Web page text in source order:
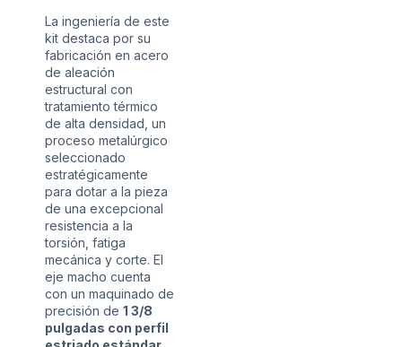
La ingeniería de este
kit destaca por su
fabricación en acero
de aleación
estructural con
tratamiento térmico
de alta densidad, un
proceso metalúrgico
seleccionado
estratégicamente
para dotar a la pieza
de una excepcional
resistencia a la
torsión, fatiga
mecánica y corte. El
eje macho cuenta
con un maquinado de
precisión de 1 3/8
pulgadas con perfil